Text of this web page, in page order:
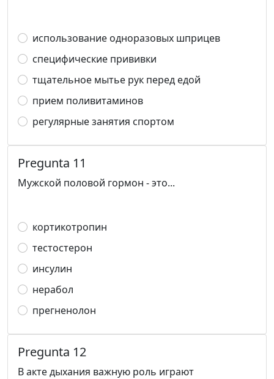
использование одноразовых шприцев
специфические прививки
тщательное мытье рук перед едой
прием поливитаминов
регулярные занятия спортом
Pregunta 11
Мужской половой гормон - это...
кортикотропин
тестостерон
инсулин
нерабол
прегненолон
Pregunta 12
В акте дыхания важную роль играют